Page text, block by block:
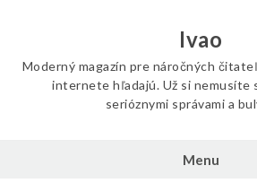
Ivao
Moderný magazín pre náročných
internete hľadajú. Už si nemusíte
serióznymi správami a
Menu